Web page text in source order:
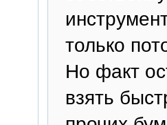
только
Но факт
взять